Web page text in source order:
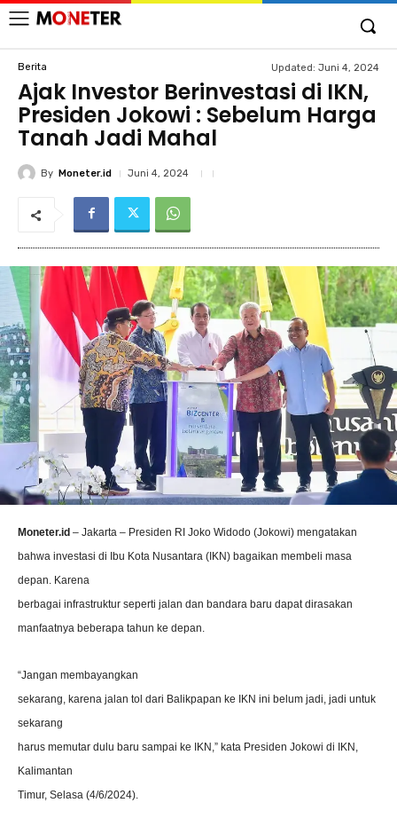
Berita Updated: Juni 4, 2024
Ajak Investor Berinvestasi di IKN,
Presiden Jokowi : Sebelum Harga
Tanah Jadi Mahal
By Moneter.id Juni 4, 2024
Moneter.id – Jakarta – Presiden RI Joko Widodo (Jokowi) mengatakan
bahwa investasi di Ibu Kota Nusantara (IKN) bagaikan membeli masa
depan. Karena
berbagai infrastruktur seperti jalan dan bandara baru dapat dirasakan
manfaatnya beberapa tahun ke depan.
“Jangan membayangkan
sekarang, karena jalan tol dari Balikpapan ke IKN ini belum jadi, jadi untuk
sekarang
harus memutar dulu baru sampai ke IKN,” kata Presiden Jokowi di IKN,
Kalimantan
Timur, Selasa (4/6/2024).